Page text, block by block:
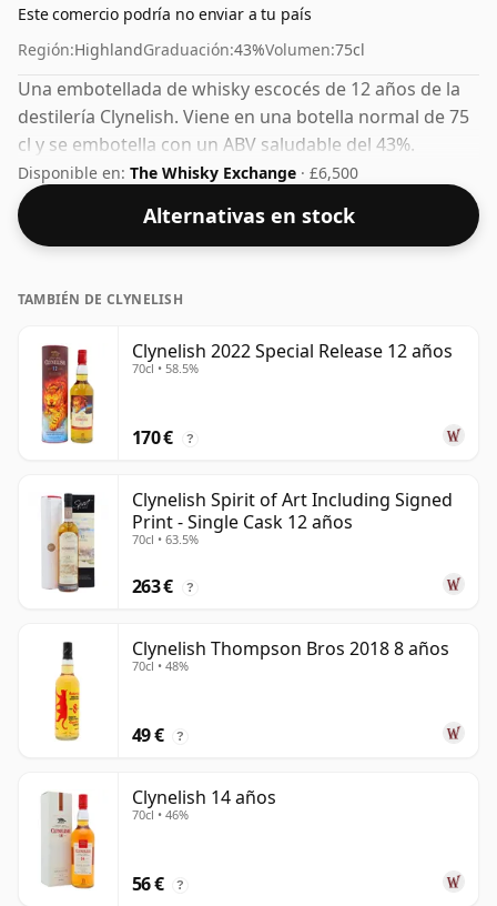
Este comercio podría no enviar a tu país
Región:HighlandGraduación:43%Volumen:75cl
Una embotellada de whisky escocés de 12 años de la
destilería Clynelish. Viene en una botella normal de 75
cl y se embotella con un ABV saludable del 43%.
Disponible en: The Whisky Exchange · £6,500
Alternativas en stock
TAMBIÉN DE CLYNELISH
Clynelish 2022 Special Release 12 años
70cl • 58.5%
170 € ?
Clynelish Spirit of Art Including Signed
Print - Single Cask 12 años
70cl • 63.5%
263 € ?
Clynelish Thompson Bros 2018 8 años
70cl • 48%
49 € ?
Clynelish 14 años
70cl • 46%
56 € ?